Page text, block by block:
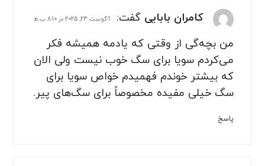
کامران بابایی گفت: آگوست 23, 2025 در 8:10 ب.ظ
من بچه‌گی از وقتی که یادمه همیشه فکر
می‌کردم سویا برای سگ خوب نیست ولی الان
که بیشتر خوندم فهمیدم خواص سویا برای
سگ خیلی مفیده مخصوصاً برای سگ‌های پیر.
پاسخ